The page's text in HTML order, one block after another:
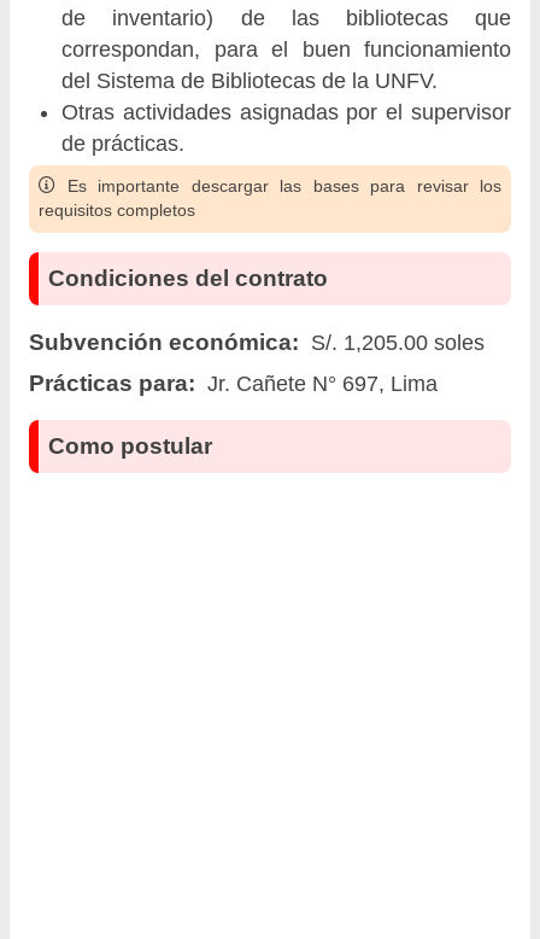
de inventario) de las bibliotecas que
correspondan, para el buen funcionamiento
del Sistema de Bibliotecas de la UNFV.
Otras actividades asignadas por el supervisor
de prácticas.
Es importante descargar las bases para revisar los
requisitos completos
Condiciones del contrato
Subvención económica: S/. 1,205.00 soles
Prácticas para: Jr. Cañete N° 697, Lima
Como postular